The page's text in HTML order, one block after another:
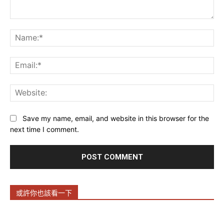
Save my name, email, and website in this browser for the
next time I comment.
或許你也該看一下